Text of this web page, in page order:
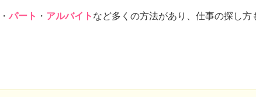
・ パート ・ アルバイト など多くの方法があり、仕事の探し方